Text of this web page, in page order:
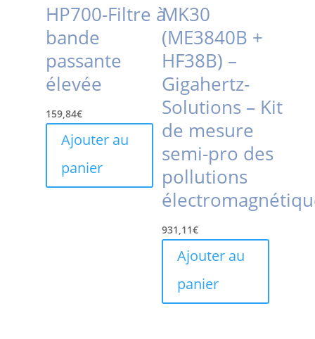
HP700-Filtre à
bande
passante
élevée
159,84€
Ajouter au
panier
MK30
(ME3840B +
HF38B) –
Gigahertz-
Solutions – Kit
de mesure
semi-pro des
pollutions
931,11€
Ajouter au
panier